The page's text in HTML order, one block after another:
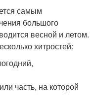
самым
большого
весной и летом.
хитростей:
часть, на которой